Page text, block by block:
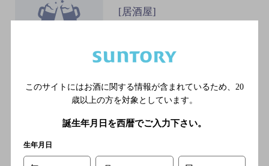
[居酒屋]
都宮線 宇都宮駅／ＪＲ湘南
東北新幹線 宇都宮駅
ライオンズヘッド 駅東口店
このサイトにはお酒に関する情報が含まれているため、 20
歳以上の方を対象としています。
誕生年月日を西暦でご入力下さい。
生年月日